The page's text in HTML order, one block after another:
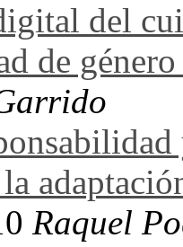
del
de
Raquel